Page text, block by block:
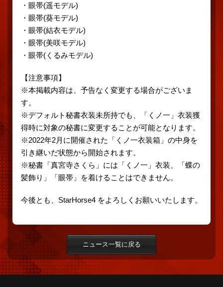
・眼帯(遥モデル)
・眼帯(葵モデル)
・眼帯(結衣モデル)
・眼帯(美咲モデル)
・眼帯(くるみモデル)
【注意事項】
※本掲載内容は、予告なく変更する場合がございま
す。
※デフォルト秘書衣装未所持でも、「くノ一」衣装獲
得時に対象の秘書に変更することが可能となります。
※2022年2月に開催された「くノ一衣装箱」の中身を
引き継いだ状態から開始されます。
※秘書「真宮寺さくら」には「くノ一」衣装、「蝶の
髪飾り」「眼帯」を着けることはできません。
今後とも、StarHorse4 をよろしくお願いいたします。
ニュース一覧に戻る